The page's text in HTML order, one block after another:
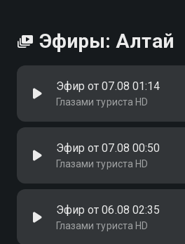
Эфиры: Алтай
Эфир от 07.08 01:14
Глазами туриста HD
Эфир от 07.08 00:50
Глазами туриста HD
Эфир от 06.08 02:35
Глазами туриста HD